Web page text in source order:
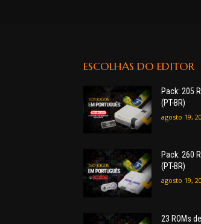
ESCOLHAS DO EDITOR
Pack: 205
(PT-BR)
agosto 19,
Pack: 260
(PT-BR)
agosto 19,
23 ROMs